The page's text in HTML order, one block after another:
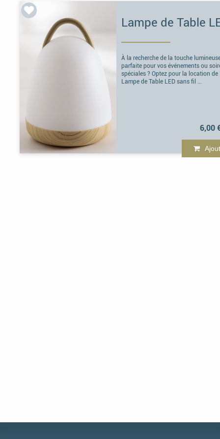
À la recherche de la touche
parfaite pour vos événements ou
spéciales ? Optez pour la location de
Lampe de Table LED sans fil ...
6,00